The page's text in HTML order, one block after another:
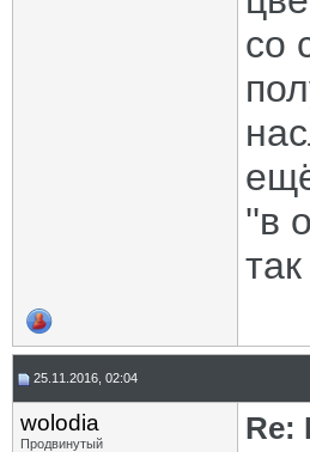
со
''в
25.11.2016, 02:04
wolodia
Продвинутый
Re: